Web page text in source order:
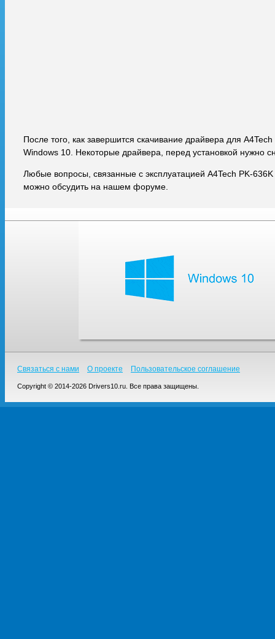
После того, как завершится скачивание драйвера для
Windows 10. Некоторые драйвера, перед установкой нужно
Любые вопросы, связанные с эксплуатацией A4Tech PK-
можно обсудить на нашем форуме.
Связаться с нами О проекте Пользовательское соглашение
Copyright © 2014-2026 Drivers10.ru. Все права защищены.